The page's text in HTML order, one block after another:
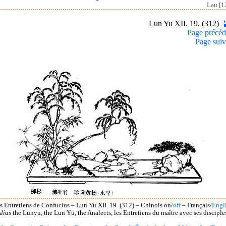
Lau
Lun Yu XII. 19. (312)
Page
Page
Entretiens de Confucius – Lun Yu XII. 19. (312) – Chinois on/off– Français/
the Lunyu, the Lun Yü, the Analects, les Entretiens du maître avec ses